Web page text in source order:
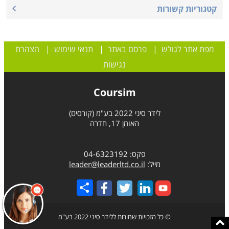
עצמאי, לפתוח עסק פרטי ולהעניק שירותי מעליות ללקוחות
בצורה ישירה.
קטגוריות קשורות
מפת אתר לגולש |פרסם באתר | תנאי שימוש | הצהרת
נגישות
Coursim
לידר סיני 2022 בע"מ (קורסים)
האומן 17, חדרה
פקס: 04-6323192
מייל: leader@leaderltd.co.il
Share
© כל הזכויות שמורות ללידר סיני 2022 בע"מ